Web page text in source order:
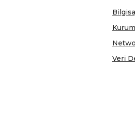
Veri